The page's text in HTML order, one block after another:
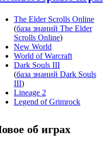
The Elder Scrolls Online
(база знаний The Elder
Scrolls Online)
New World
World of Warcraft
Dark Souls III
(база знаний Dark Souls
III)
Lineage 2
Legend of Grimrock
об играх